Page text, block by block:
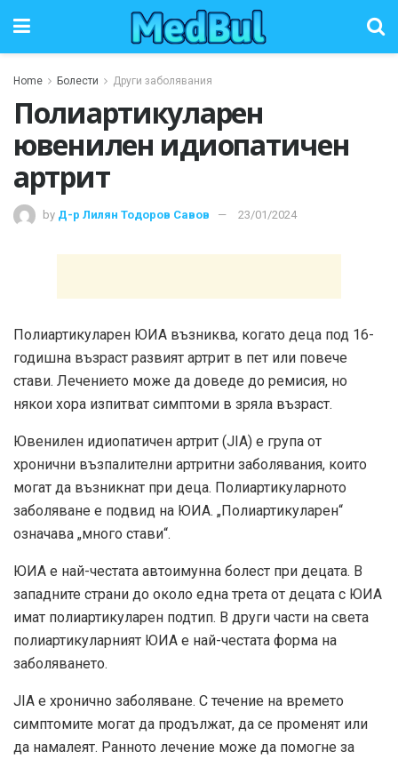
Home Болести Други заболявания
Полиартикуларен
ювенилен идиопатичен
артрит
by Д-р Лилян Тодоров Савов 23/01/2024
Полиартикуларен ЮИА възниква, когато деца под 16-
годишна възраст развият артрит в пет или повече
стави. Лечението може да доведе до ремисия, но
някои хора изпитват симптоми в зряла възраст.
Ювенилен идиопатичен артрит (JIA) е група от
хронични възпалителни артритни заболявания, които
могат да възникнат при деца. Полиартикуларното
заболяване е подвид на ЮИА. „Полиартикуларен“
означава „много стави“.
ЮИА е най-честата автоимунна болест при децата. В
западните страни до около една трета от децата с ЮИА
имат полиартикуларен подтип. В други части на света
полиартикуларният ЮИА е най-честата форма на
заболяването.
JIA е хронично заболяване. С течение на времето
симптомите могат да продължат, да се променят или
да намалеят. Ранното лечение може да помогне за